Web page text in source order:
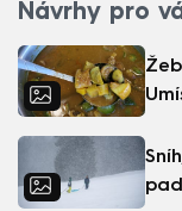
Návrhy pro